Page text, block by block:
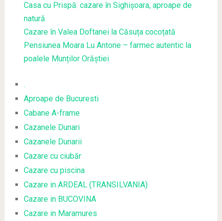
Casa cu Prispă: cazare în Sighișoara, aproape de
natură
Cazare în Valea Doftanei la Căsuța cocoțată
Pensiunea Moara Lu Antone – farmec autentic la
poalele Munților Orăștiei
.
Aproape de Bucuresti
Cabane A-frame
Cazanele Dunari
Cazanele Dunarii
Cazare cu ciubăr
Cazare cu piscina
Cazare in ARDEAL (TRANSILVANIA)
Cazare in BUCOVINA
Cazare in Maramures